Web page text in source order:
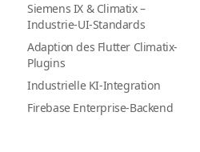
Siemens IX & Climatix –
Industrie-UI-Standards
Adaption des Flutter Climatix-
Plugins
Industrielle KI-Integration
Firebase Enterprise-Backend